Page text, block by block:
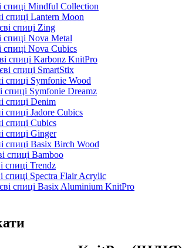
спиці Mindful Collection
спиці Lantern Moon
спиці Zing
спиці Nova Metal
спиці Nova Cubics
спиці Karbonz KnitPro
спиці SmartStix
спиці Symfonie Wood
спиці Symfonie Dreamz
спиці Denim
спиці Jadore Cubics
спиці Cubics
спиці Ginger
спиці Basix Birch Wood
спиці Bamboo
спиці Trendz
спиці Spectra Flair Acrylic
спиці Basix Aluminium KnitPro